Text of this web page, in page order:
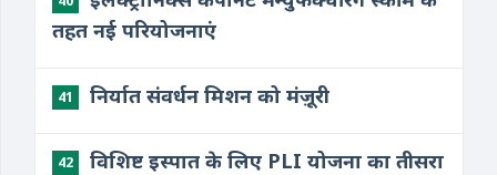
तहत नई परियोजनाएं
41 निर्यात संवर्धन मिशन को मंज़ूरी
42
विशिष्ट इस्पात के लिए PLI योजना का तीसरा